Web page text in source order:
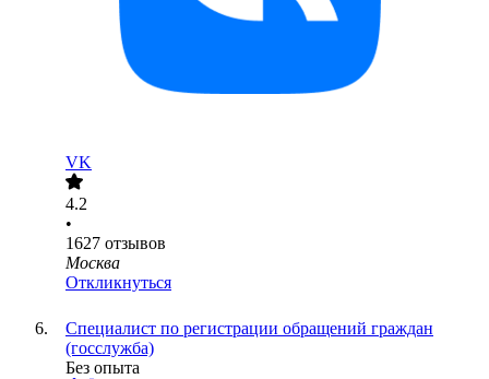
VK
4.2
•
1627 отзывов
Москва
Откликнуться
Специалист по регистрации обращений граждан
(госслужба)
Без опыта